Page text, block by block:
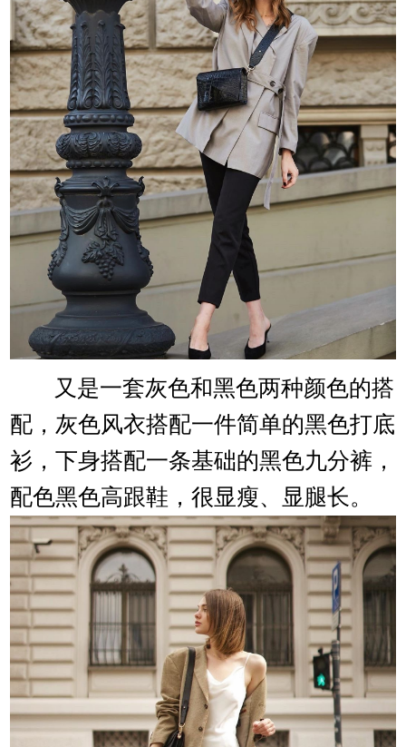
又是一套灰色和黑色两种颜色的搭
配，灰色风衣搭配一件简单的黑色打底
衫，下身搭配一条基础的黑色九分裤，
配色黑色高跟鞋，很显瘦、显腿长。